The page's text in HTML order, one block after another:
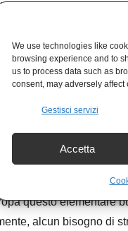
We use technologies like
browsing experience and to
us to process data such as
consent, may adversely
Gestisci servizi
Accetta
sociale e
politica
. Sotto quest’ottica
veicolato
già immagine di
repubblicana. Fino al
la genesi del
nei centri urbani,
questo elementare
alcun bisogno di